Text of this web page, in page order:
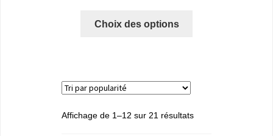
Choix des options
Affichage de 1–12 sur 21 résultats